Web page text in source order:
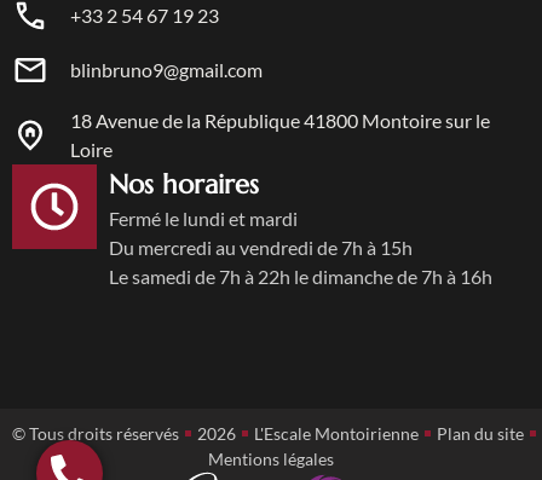
+33 2 54 67 19 23
blinbruno9@gmail.com
18 Avenue de la République 41800 Montoire sur le
Loire
Nos horaires
Fermé le lundi et mardi
Du mercredi au vendredi de 7h à 15h
Le samedi de 7h à 22h le dimanche de 7h à 16h
© Tous droits réservés 2026 L'Escale Montoirienne
Plan du site
Mentions légales